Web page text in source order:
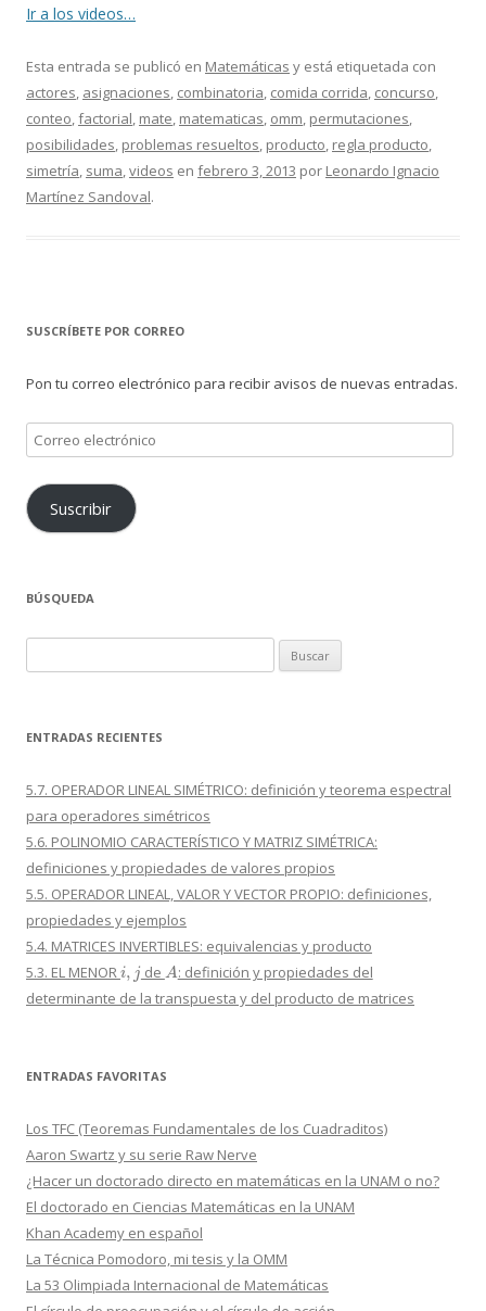
Ir a los videos…
Esta entrada se publicó en Matemáticas y está etiquetada con
actores, asignaciones, combinatoria, comida corrida, concurso,
conteo,factorial, mate, matematicas, omm, permutaciones,
posibilidades, problemas resueltos, producto, regla producto,
simetría, suma,videos en febrero 3, 2013 por Leonardo Ignacio
Martínez Sandoval.
SUSCRÍBETE POR CORREO
Pon tu correo electrónico para recibir avisos de nuevas entradas.
Correo
electrónico
Suscribir
BÚSQUEDA
ENTRADAS RECIENTES
5.7. OPERADOR LINEAL SIMÉTRICO: definición y teorema espectral
para operadores simétricos
5.6. POLINOMIO CARACTERÍSTICO Y MATRIZ SIMÉTRICA:
definiciones y propiedades de valores propios
5.5. OPERADOR LINEAL, VALOR Y VECTOR PROPIO: definiciones,
propiedades y ejemplos
5.4. MATRICES INVERTIBLES: equivalencias y producto
5.3. EL MENORi,j de A: definición y propiedades del
determinante de la transpuesta y del producto de matrices
ENTRADAS FAVORITAS
Los TFC (Teoremas Fundamentales de los Cuadraditos)
Aaron Swartz y su serie Raw Nerve
¿Hacer un doctorado directo en matemáticas en la UNAM o no?
El doctorado en Ciencias Matemáticas en la UNAM
Khan Academy en español
La Técnica Pomodoro, mi tesis y la OMM
La 53 Olimpiada Internacional de Matemáticas